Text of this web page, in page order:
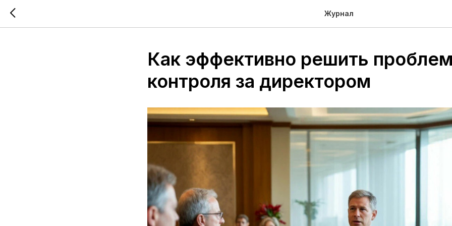
Журнал
Как эффективно решить
контроля за директором